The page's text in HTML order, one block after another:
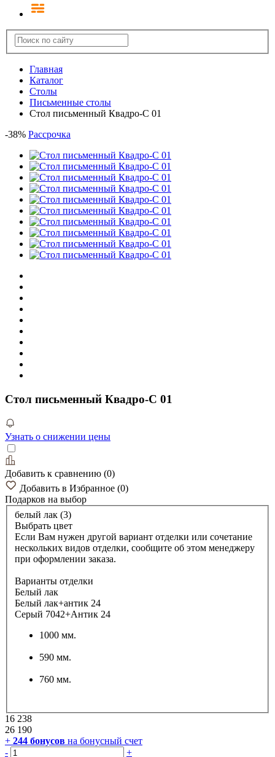
Главная
Каталог
Столы
Письменные столы
Стол письменный Квадро-С 01
-38% Рассрочка
Стол письменный Квадро-С 01
Узнать о снижении цены
Добавить к сравнению (0)
Добавить в Избранное (0)
Подарков на выбор
белый лак (3)
Выбрать цвет
Если Вам нужен другой вариант отделки или сочетание
нескольких видов отделки, сообщите об этом менеджеру
при оформлении заказа.
Варианты отделки
Белый лак
Белый лак+антик 24
Серый 7042+Антик 24
1000 мм.
590 мм.
760 мм.
16 238
26 190
+ 244 бонусов на бонусный счет
-
+